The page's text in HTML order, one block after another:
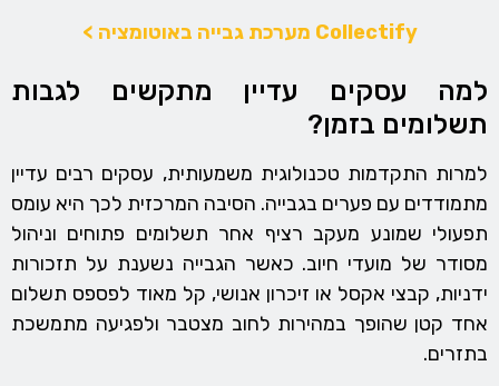
Collectify מערכת גבייה באוטומציה >
למה עסקים עדיין מתקשים לגבות
תשלומים בזמן?
למרות התקדמות טכנולוגית משמעותית, עסקים רבים עדיין
מתמודדים עם פערים בגבייה. הסיבה המרכזית לכך היא עומס
תפעולי שמונע מעקב רציף אחר תשלומים פתוחים וניהול
מסודר של מועדי חיוב. כאשר הגבייה נשענת על תזכורות
ידניות, קבצי אקסל או זיכרון אנושי, קל מאוד לפספס תשלום
אחד קטן שהופך במהירות לחוב מצטבר ולפגיעה מתמשכת
בתזרים.